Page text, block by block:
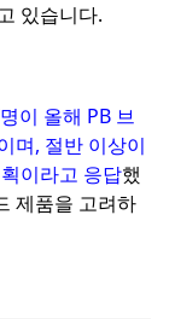
있습니다.
이 올해 PB 브
며, 절반 이상이
이라고 응답했
제품을 고려하